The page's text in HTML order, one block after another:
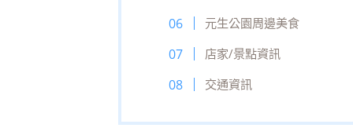
元生公園周邊美食
店家/景點資訊
交通資訊